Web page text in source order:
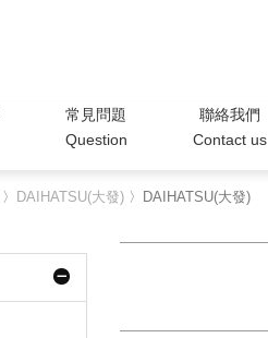
常見問題
Question
聯絡我們
Contact us
〉 DAIHATSU(大發) 〉DAIHATSU(大發)